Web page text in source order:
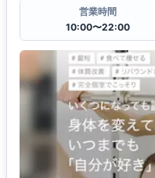
営業時間
10:00〜22:00